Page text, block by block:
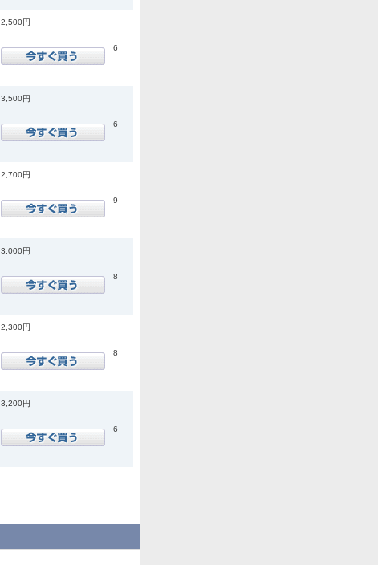
2,500円
6
3,500円
6
2,700円
9
3,000円
8
2,300円
8
3,200円
6